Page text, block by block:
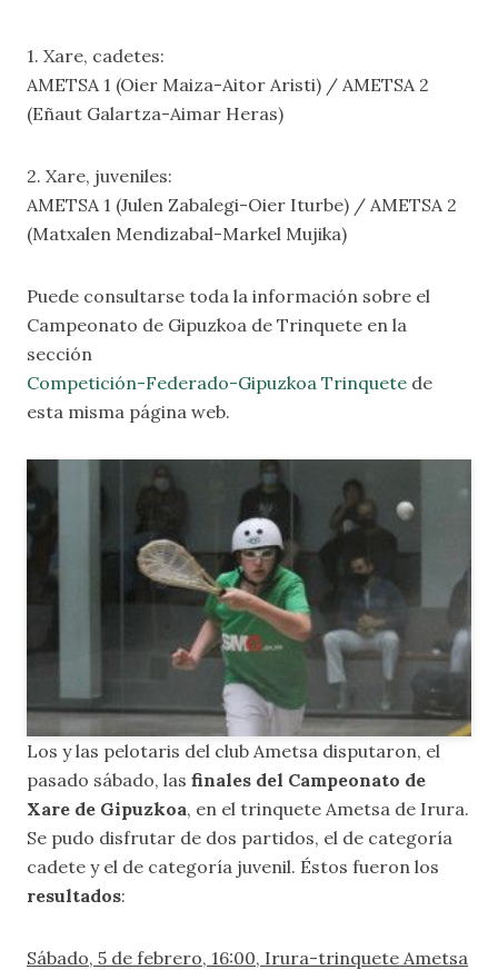
1. Xare, cadetes:
AMETSA 1 (Oier Maiza-Aitor Aristi) / AMETSA 2
(Eñaut Galartza-Aimar Heras)
2. Xare, juveniles:
AMETSA 1 (Julen Zabalegi-Oier Iturbe) / AMETSA 2
(Matxalen Mendizabal-Markel Mujika)
Puede consultarse toda la información sobre el
Campeonato de Gipuzkoa de Trinquete en la
sección
Competición-Federado-Gipuzkoa Trinquete de
esta misma página web.
Los y las pelotaris del club Ametsa disputaron, el
pasado sábado, las finales del Campeonato de
Xare de Gipuzkoa, en el trinquete Ametsa de Irura.
Se pudo disfrutar de dos partidos, el de categoría
cadete y el de categoría juvenil. Éstos fueron los
resultados:
Sábado, 5 de febrero, 16:00, Irura-trinquete Ametsa